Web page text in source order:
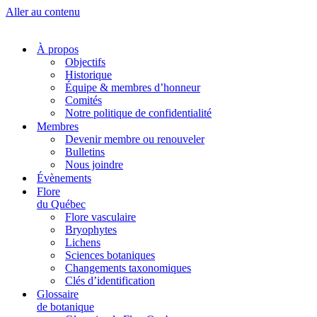
Aller au contenu
À propos
Objectifs
Historique
Équipe & membres d’honneur
Comités
Notre politique de confidentialité
Membres
Devenir membre ou renouveler
Bulletins
Nous joindre
Évènements
Flore
du Québec
Flore vasculaire
Bryophytes
Lichens
Sciences botaniques
Changements taxonomiques
Clés d’identification
Glossaire
de botanique